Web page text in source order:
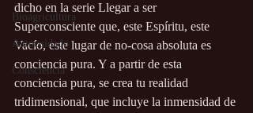
Bioagricultura
Autocuidado
Consciencia
dicho en la serie Llegar a ser
Superconsciente que, este Espíritu, este
Vacío, este lugar de no-cosa absoluta es
conciencia pura. Y a partir de esta
conciencia pura, se crea tu realidad
tridimensional, que incluye la inmensidad de